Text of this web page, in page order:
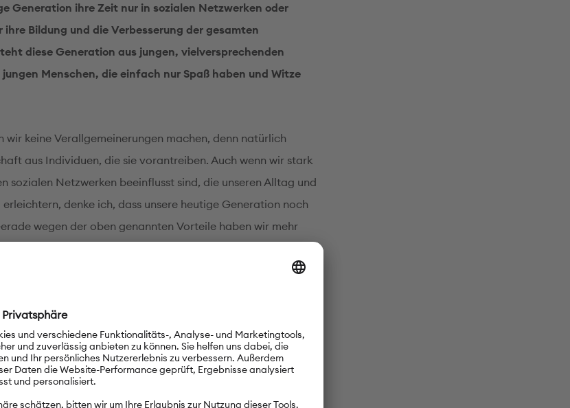
Generation ihre Zeit nur in sozialen Netzwerken oder
Bildung und die Verbesserung der gesamten
diese Generation aus jungen, vielversprechenden
Menschen, die einfach nur Spaß haben und Witze
wir keine Verallgemeinerungen machen, denn natürlich
aus Individuen, die sie vorantreiben. Auch wenn wir stark
sozialen Netzwerken beeinflusst sind, die unseren Alltag und
erleichtern, denke ich, dass unsere heutige Generation noch
wegen der oben genannten Vorteile haben wir mehr
Forschungen, Innovationen, wissenschaftliche Arbeiten usw.
Generation, die unsere, aus Menschen besteht, die
eine Revolution wollen.
unsere Generation aus Menschen, die aufgeschlossen sind,
ganzen Welt kommunizieren, vielfältige Ideen sammeln und
haben. Natürlich unterscheiden sich junge Menschen
unterschiedlicher Lebensumstände und anderer